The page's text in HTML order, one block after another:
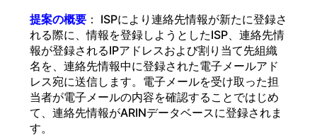
提案の概要 ： ISPにより連絡先情報が新たに登録さ
れる際に、情報を登録しようとしたISP、連絡先情
報が登録されるIPアドレスおよび割り当て先組織
名を、連絡先情報中に登録された電子メールアド
レス宛に送信します。電子メールを受け取った担
当者が電子メールの内容を確認することではじめ
て、連絡先情報がARINデータベースに登録されま
す。